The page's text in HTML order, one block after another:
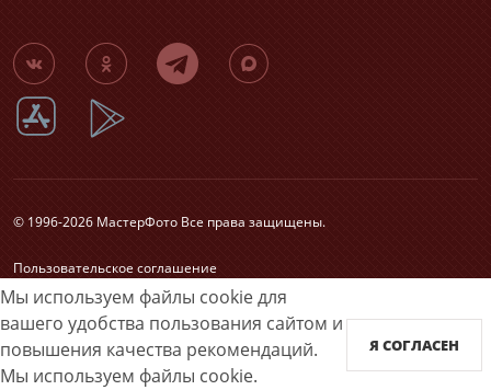
Мы используем файлы cookie для
вашего удобства пользования сайтом и
повышения качества рекомендаций.
Мы используем файлы cookie.
Я СОГЛАСЕН
© 1996-2026 МастерФото Все права защищены.
Пользовательское соглашение
Согласие на обработку персональных данных
Карта сайта
Принимаем к оплате